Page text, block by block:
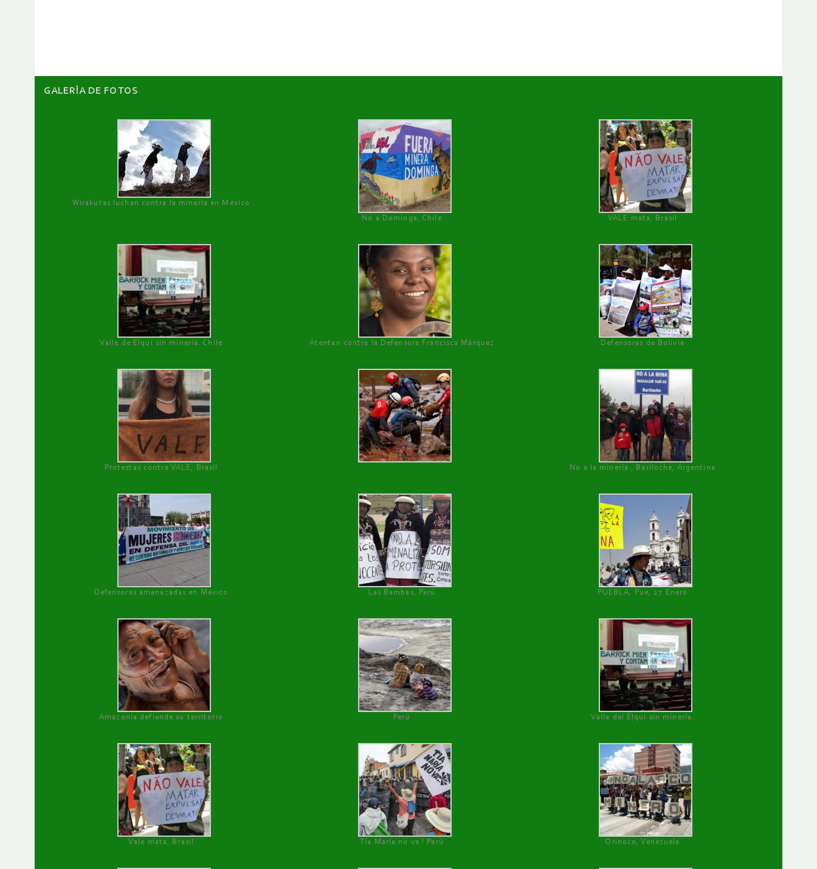
GALERÌA DE FOTOS
Wirakutas luchan contra la minería en México
No a Dominga, Chile
VALE mata, Brasil
Valle de Elqui sin minería. Chile Atentan contra la Defensora Francisca Márquez Defensoras de Bolivia
Protestas contra VALE, Brasil No a la minería , Bariloche, Argentina
Defensoras amenazadas en México Las Bambas, Perú PUEBLA, Pue, 27 Enero
Amazonía defiende su territorio Perú Valle del Elqui sin minería.
Vale mata, Brasil Tía María no va ! Perú Orinoco, Venezuela